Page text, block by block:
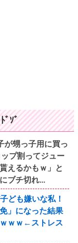
ﾞｿﾞ
が甥っ子用に買っ
プ割ってジュー
えるかもｗ」と
ブチ切れ...
ども嫌いな私！
」になった結果
ｗｗ←ストレス